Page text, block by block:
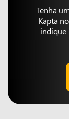
Tenha
Kapta
indique